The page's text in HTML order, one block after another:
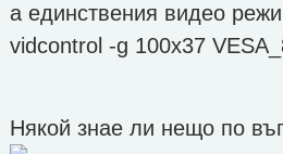
a единствения видео
vidcontrol -g 100x37
Някой знае ли нещо по